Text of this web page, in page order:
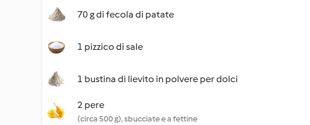
70 g di fecola di patate
1 pizzico di sale
1 bustina di lievito in polvere per dolci
2 pere
(circa 500 g), sbucciate e a fettine